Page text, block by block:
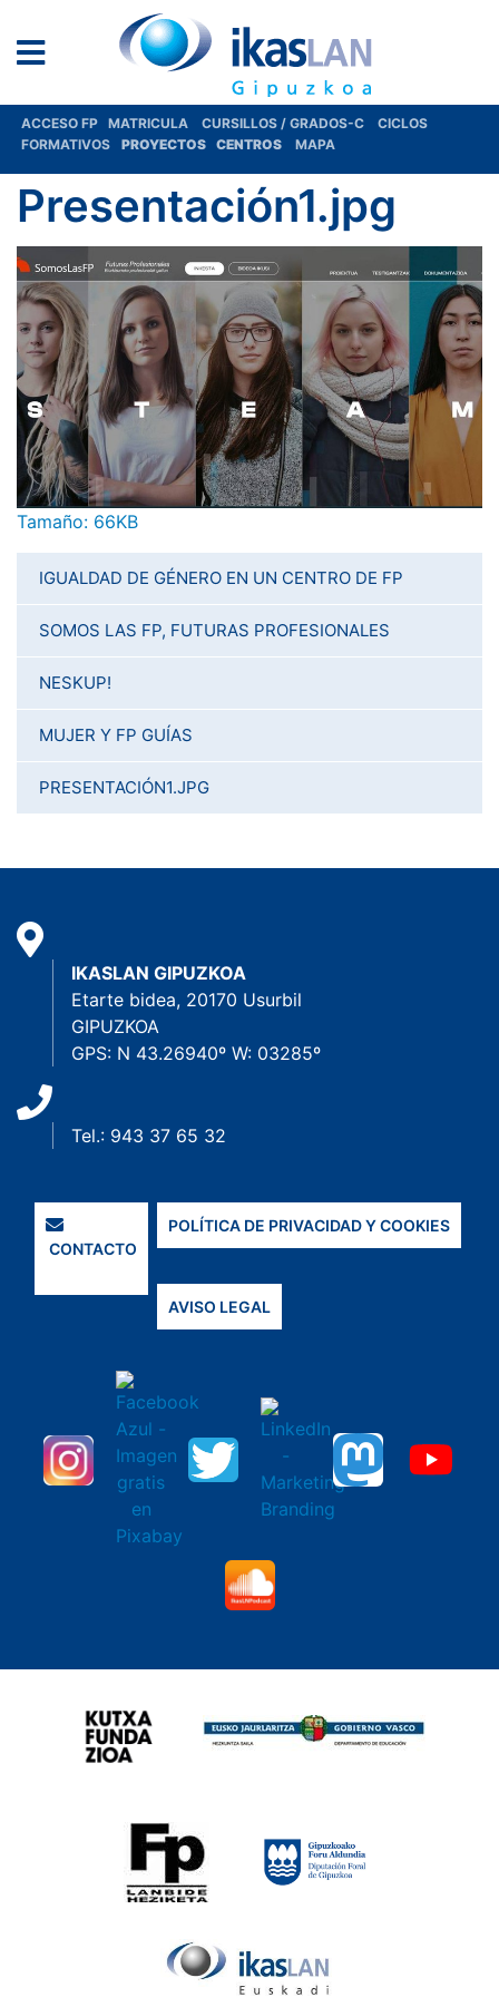
ACCESO FP MATRICULA CURSILLOS / GRADOS-C
CICLOS
FORMATIVOS
PROYECTOS CENTROS MAPA
Presentación1.jpg
Haga clic aquí para ver la imagen a tamaño completo…
Tamaño: 66KB
IGUALDAD DE GÉNERO EN UN CENTRO DE FP
SOMOS LAS FP, FUTURAS PROFESIONALES
NESKUP!
MUJER Y FP GUÍAS
PRESENTACIÓN1.JPG
IKASLAN GIPUZKOA
Etarte bidea, 20170 Usurbil
GIPUZKOA
GPS: N 43.26940º W: 03285º
Tel.: 943 37 65 32
CONTACTO
POLÍTICA DE PRIVACIDAD Y COOKIES
AVISO LEGAL